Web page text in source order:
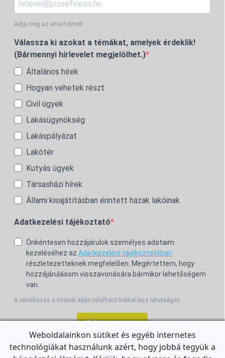
Adja meg az email címét!
Válassza ki azokat a témákat, amelyek érdeklik!
(Bármennyi hírlevelet megjelölhet.)
Általános hírek
Hogyan vehetek részt
Civil ügyek
Lakásügynökség
Lakáspályázat
Lakótér
Kutyás ügyek
Társasházi hírek
Állami kisajátításban érintett házak lakóinak
Adatkezelési tájékoztató
Önkéntesen hozzájárulok személyes adataim
kezeléséhez az Adatkezelési tájékoztatóban
részletezetteknek megfelelően. Megértettem, hogy
hozzájárulásom visszavonására bármikor lehetőségem
van.
A leiratkozás a hírlevél alján található linkkel lesz lehetséges.
Feliratkozom!
Weboldalainkon sütiket és egyéb internetes
technológiákat használunk azért, hogy jobbá tegyük a